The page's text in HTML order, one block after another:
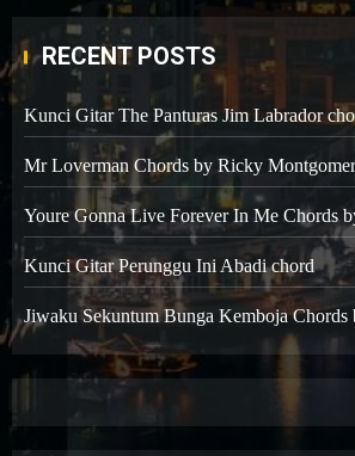
RECENT POSTS
Kunci Gitar The Panturas Jim Labrador
Mr Loverman Chords by Ricky
Youre Gonna Live Forever In Me Chords
Kunci Gitar Perunggu Ini Abadi chord
Jiwaku Sekuntum Bunga Kemboja Chords